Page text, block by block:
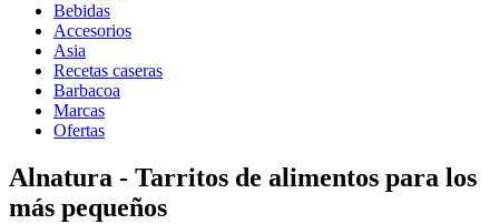
Bebidas
Accesorios
Asia
Recetas caseras
Barbacoa
Marcas
Ofertas
Alnatura - Tarritos de alimentos para los
más pequeños